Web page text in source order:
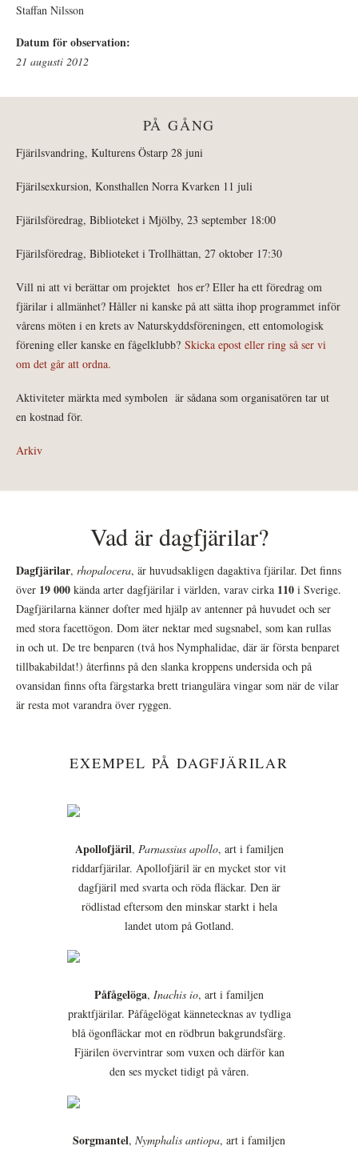
Staffan Nilsson
Datum för observation:
21 augusti 2012
PÅ GÅNG
Fjärilsvandring, Kulturens Östarp 28 juni
Fjärilsexkursion, Konsthallen Norra Kvarken 11 juli
Fjärilsföredrag, Biblioteket i Mjölby, 23 september 18:00
Fjärilsföredrag, Biblioteket i Trollhättan, 27 oktober 17:30
Vill ni att vi berättar om projektet hos er? Eller ha ett föredrag om
fjärilar i allmänhet? Håller ni kanske på att sätta ihop programmet inför
vårens möten i en krets av Naturskyddsföreningen, ett entomologisk
förening eller kanske en fågelklubb? Skicka epost eller ring så ser vi
om det går att ordna.
Aktiviteter märkta med symbolen är sådana som organisatören tar ut
en kostnad för.
Arkiv
Vad är dagfjärilar?
Dagfjärilar, rhopalocera, är huvudsakligen dagaktiva fjärilar. Det finns
över 19 000 kända arter dagfjärilar i världen, varav cirka 110 i Sverige.
Dagfjärilarna känner dofter med hjälp av antenner på huvudet och ser
med stora facettögon. Dom äter nektar med sugsnabel, som kan rullas
in och ut. De tre benparen (två hos Nymphalidae, där är första benparet
tillbakabildat!) återfinns på den slanka kroppens undersida och på
ovansidan finns ofta färgstarka brett triangulära vingar som när de vilar
är resta mot varandra över ryggen.
EXEMPEL PÅ DAGFJÄRILAR
Apollofjäril, Parnassius apollo, art i familjen
riddarfjärilar. Apollofjäril är en mycket stor vit
dagfjäril med svarta och röda fläckar. Den är
rödlistad eftersom den minskar starkt i hela
landet utom på Gotland.
Påfågelöga, Inachis io, art i familjen
praktfjärilar. Påfågelögat kännetecknas av tydliga
blå ögonfläckar mot en rödbrun bakgrundsfärg.
Fjärilen övervintrar som vuxen och därför kan
den ses mycket tidigt på våren.
Sorgmantel, Nymphalis antiopa, art i familjen